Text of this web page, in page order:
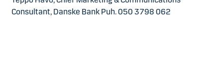
Consultant, Danske Bank Puh. 050 3798 062